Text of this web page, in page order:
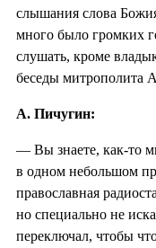
слышания слова
много было громких
слушать, кроме
беседы митрополита
А. Пичугин:
— Вы знаете, как-то
в одном небольшом
православная
но специально не
переключал, чтобы